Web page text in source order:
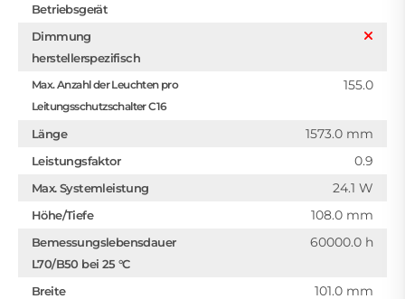
Betriebsgerät
Dimmung
herstellerspezifisch
Max. Anzahl der Leuchten pro
Leitungsschutzschalter C16
155.0
Länge 1573.0 mm
Leistungsfaktor 0.9
Max. Systemleistung 24.1 W
Höhe/Tiefe 108.0 mm
Bemessungslebensdauer
L70/B50 bei 25 °C
60000.0 h
Breite 101.0 mm